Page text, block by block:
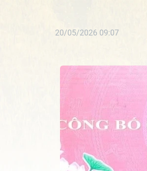
20/05/2026 09:07